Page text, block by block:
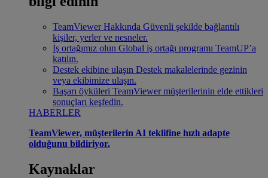
TeamViewer Hakkında Güvenli şekilde bağlantılı
kişiler, yerler ve nesneler.
İş ortağımız olun Global iş ortağı programı TeamUP’a
katılın.
Destek ekibine ulaşın Destek makalelerinde gezinin
veya ekibimize ulaşın.
Başarı öyküleri TeamViewer müşterilerinin elde ettikleri
sonuçları keşfedin.
HABERLER
TeamViewer, müşterilerin AI teklifine hızlı adapte
olduğunu bildiriyor.
Kaynaklar